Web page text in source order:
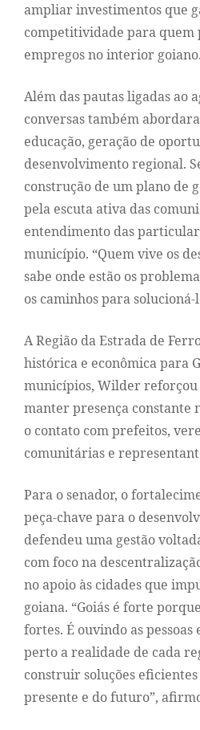
ampliar investimentos que
competitividade para quem
empregos no interior goiano.
Além das pautas ligadas ao
conversas também
educação, geração de
desenvolvimento regional.
construção de um plano de
pela escuta ativa das
entendimento das
município. “Quem vive os
sabe onde estão os
os caminhos para solucioná-
A Região da Estrada de
histórica e econômica para
municípios, Wilder reforçou
manter presença constante
o contato com prefeitos,
comunitárias e
Para o senador, o
peça-chave para o
defendeu uma gestão
com foco na
no apoio às cidades que
goiana. “Goiás é forte
fortes. É ouvindo as pessoas
perto a realidade de cada
construir soluções
presente e do futuro”,